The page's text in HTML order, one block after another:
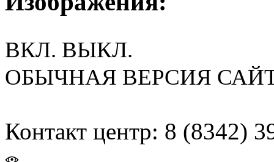
ВКЛ. ВЫКЛ.
ОБЫЧНАЯ ВЕРСИЯ
Контакт центр: 8 (8342)